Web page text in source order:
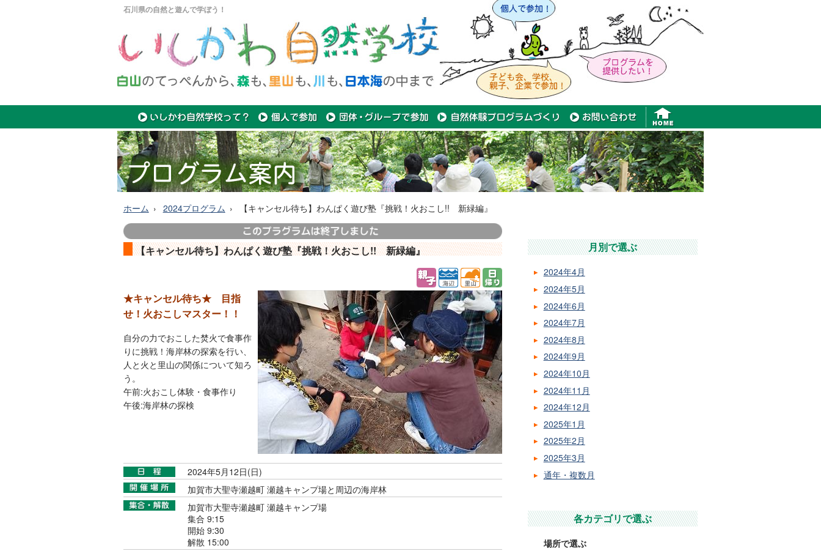
石川県の自然と遊んで学ぼう！
ホーム 2024プログラム 【キャンセル待ち】わんぱく遊び塾『挑戦！火おこし!! 新緑編』
【キャンセル待ち】わんぱく遊び塾『挑戦！火おこし!! 新緑編』
★キャンセル待ち★ 目指
せ！火おこしマスター！！
自分の力でおこした焚火で食事作
りに挑戦！海岸林の探索を行い、
人と火と里山の関係について知ろ
う。
午前:火おこし体験・食事作り
午後:海岸林の探検
2024年5月12日(日)
加賀市大聖寺瀬越町 瀬越キャンプ場と周辺の海岸林
加賀市大聖寺瀬越町 瀬越キャンプ場
集合 9:15
開始 9:30
解散 15:00
月別で選ぶ
2024年4月
2024年5月
2024年6月
2024年7月
2024年8月
2024年9月
2024年10月
2024年11月
2024年12月
2025年1月
2025年2月
2025年3月
通年・複数月
各カテゴリで選ぶ
場所で選ぶ